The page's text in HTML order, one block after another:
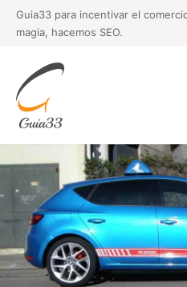
Guia33 para incentivar el
magia, hacemos SEO.